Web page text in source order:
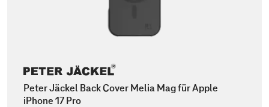
Peter Jäckel Back Cover Melia Mag für Apple
iPhone 17 Pro